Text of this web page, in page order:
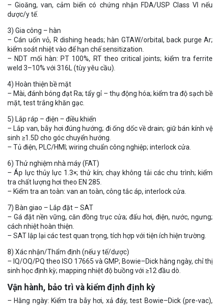
– Gioăng, van, cảm biến có chứng nhận FDA/USP Class VI nếu
dược/y tế.
3) Gia công – hàn
– Cán uốn vỏ, R dishing heads; hàn GTAW/orbital, back purge Ar;
kiểm soát nhiệt vào để hạn chế sensitization.
– NDT mối hàn: PT 100%, RT theo critical joints; kiểm tra ferrite
weld 3–10% với 316L (tùy yêu cầu).
4) Hoàn thiện bề mặt
– Mài, đánh bóng đạt Ra; tẩy gỉ – thụ động hóa; kiểm tra độ sạch bề
mặt, test trắng khăn gạc.
5) Lắp ráp – điện – điều khiển
– Lắp van, bẫy hơi đúng hướng; đi ống dốc về drain; giữ bán kính vệ
sinh ≥1.5D cho góc chuyển hướng.
– Tủ điện, PLC/HMI; wiring chuẩn công nghiệp; interlock cửa.
6) Thử nghiệm nhà máy (FAT)
– Áp lực thủy lực 1.3×; thử kín; chạy không tải các chu trình; kiểm
tra chất lượng hơi theo EN 285.
– Kiểm tra an toàn: van an toàn, công tắc áp, interlock cửa.
7) Bàn giao – Lắp đặt – SAT
– Gá đặt nền vững, căn đồng trục cửa; đấu hơi, điện, nước, ngưng;
cách nhiệt hoàn thiện.
– SAT lập lại các test quan trọng, tích hợp với tiện ích hiện trường.
8) Xác nhận/Thẩm định (nếu y tế/dược)
– IQ/OQ/PQ theo ISO 17665 và GMP; Bowie–Dick hằng ngày, chỉ thị
sinh học định kỳ; mapping nhiệt độ buồng với ≥12 đầu dò.
Vận hành, bảo trì và kiểm định định kỳ
– Hằng ngày: Kiểm tra bẫy hơi, xả đáy, test Bowie–Dick (pre-vac),